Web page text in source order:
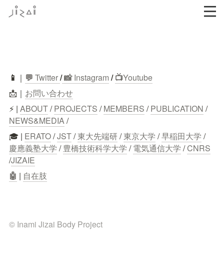
📱 ｜ 💬 Twitter/ 📸 Instagram / 📺Youtube
📩｜ お問い合わせ
⚡ | ABOUT / PROJECTS / MEMBERS / PUBLICATION /
NEWS&MEDIA /
🎓 | ERATO / JST / 東大先端研 / 東京大学 / 早稲田大学 /
慶應義塾大学 / 豊橋技術科学大学 / 電気通信大学 / CNRS
/JIZAIE
🤖 | 自在肢
© Inami Jizai Body Project